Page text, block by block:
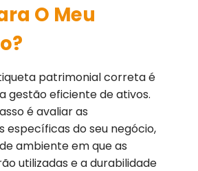
O Meu
patrimonial correta é
gestão eficiente de ativos.
é avaliar as
específicas do seu negócio,
ambiente em que as
utilizadas e a durabilidade